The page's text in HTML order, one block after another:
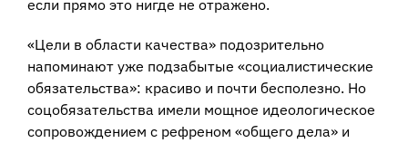
если прямо это нигде не отражено.
«Цели в области качества» подозрительно
напоминают уже подзабытые «социалистические
обязательства»: красиво и почти бесполезно. Но
соцобязательства имели мощное идеологическое
сопровождением с рефреном «общего дела» и